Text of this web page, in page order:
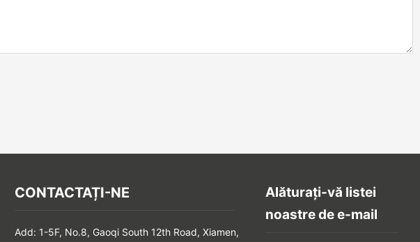
CONTACTAȚI-NE
Add: 1-5F, No.8, Gaoqi South 12th Road, Xiamen,
Alăturați-vă listei
noastre de e-mail